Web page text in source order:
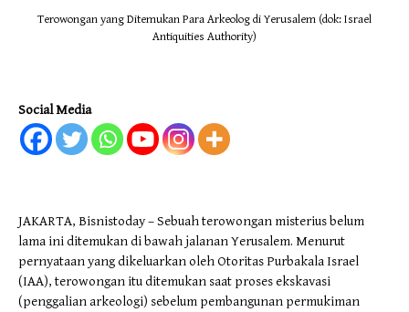
Terowongan yang Ditemukan Para Arkeolog di Yerusalem (dok: Israel
Antiquities Authority)
Social Media
JAKARTA, Bisnistoday – Sebuah terowongan misterius belum
lama ini ditemukan di bawah jalanan Yerusalem. Menurut
pernyataan yang dikeluarkan oleh Otoritas Purbakala Israel
(IAA), terowongan itu ditemukan saat proses ekskavasi
(penggalian arkeologi) sebelum pembangunan permukiman